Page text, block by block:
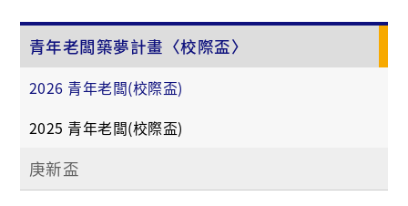
青年老闆築夢計畫〈校際盃〉
2026 青年老闆(校際盃)
2025 青年老闆(校際盃)
庚新盃